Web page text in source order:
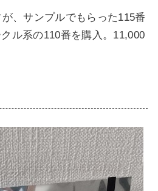
、サンプルでもらった115番
ル系の110番を購入。11,000